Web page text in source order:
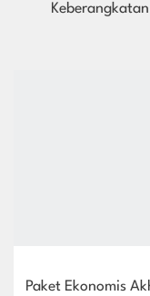
Keberangkatan
Paket Ekonomis